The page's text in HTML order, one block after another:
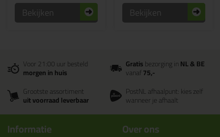
Bekijken Bekijken
Voor 21:00 uur besteld
morgen in huis
Gratisbezorging inNL & BE
vanaf75,-
Grootste assortiment
uit voorraad leverbaar
PostNL afhaalpunt: kies zelf
wanneer je afhaalt
Informatie Over ons